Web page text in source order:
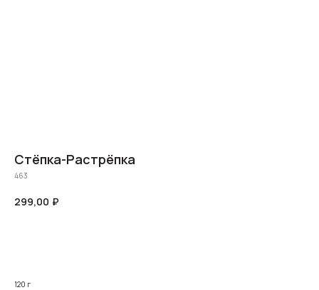
Стёпка-Растрёпка
463
299,00 ₽
120 г